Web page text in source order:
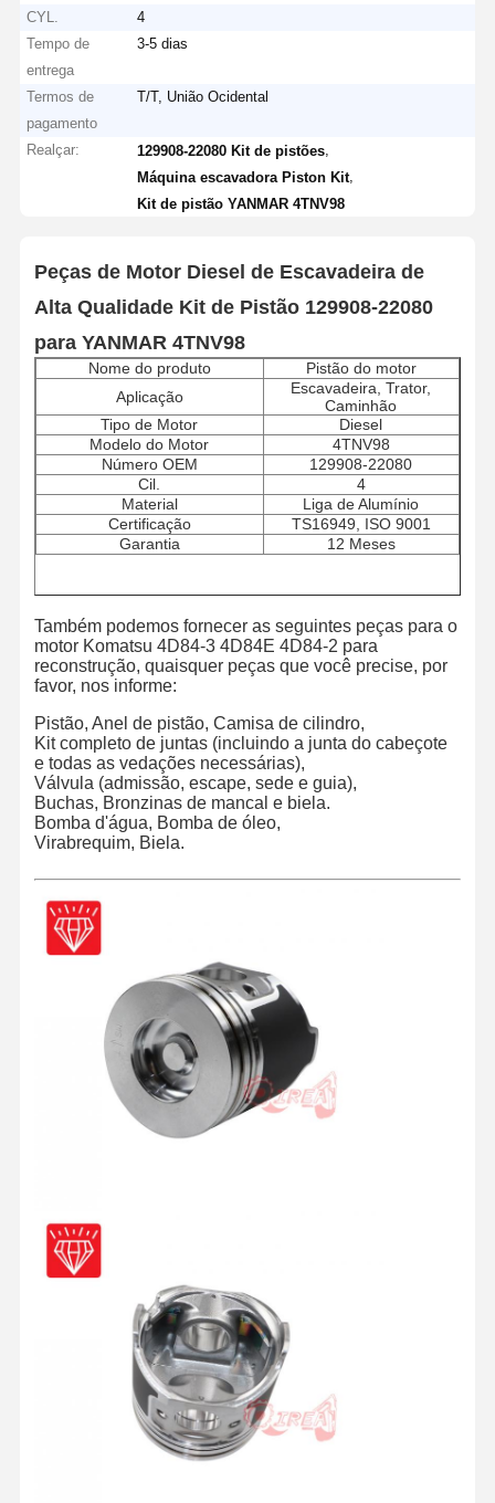
Casa
Controle De
Qualidade
Fale
Conosco
Converse
Agora
Peças do motor Cummins
MITSUBISHI Partes de motores
Partes de motores John Deere
DOOSAN Partes de motores
CE VOLVO Partes do motor
CYL.
4
Tempo de
entrega
3-5 dias
Termos de
pagamento
T/T, União Ocidental
Realçar: 129908-22080 Kit de pistões
Máquina escavadora Piston Kit
Kit de pistão YANMAR 4TNV98
Peças de Motor Diesel de Escavadeira de
Alta Qualidade Kit de Pistão 129908-22080
para YANMAR 4TNV98
Nome do produto
Pistão do motor
Aplicação
Escavadeira, Trator,
Caminhão
Tipo de Motor
Diesel
Modelo do Motor
4TNV98
Número OEM
129908-22080
Cil.
4
Material
Liga de Alumínio
Certificação
TS16949, ISO 9001
Garantia
12 Meses
Também podemos fornecer as seguintes peças para o
motor Komatsu 4D84-3 4D84E 4D84-2 para
reconstrução, quaisquer peças que você precise, por
favor, nos informe:
Pistão, Anel de pistão, Camisa de cilindro,
Kit completo de juntas (incluindo a junta do cabeçote
e todas as vedações necessárias),
Válvula (admissão, escape, sede e guia),
Buchas, Bronzinas de mancal e biela.
Bomba d'água, Bomba de óleo,
Virabrequim, Biela.